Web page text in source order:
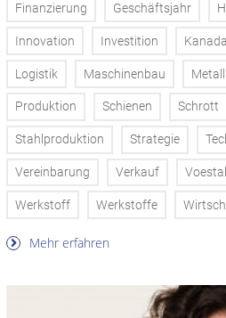
Finanzierung Geschäftsjahr
Innovation Investition Kanada
Logistik Maschinenbau
Produktion Schienen Schrott
Stahlproduktion Strategie
Vereinbarung Verkauf
Werkstoff Werkstoffe
Mehr erfahren